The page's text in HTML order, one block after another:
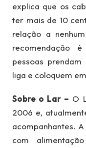
explica que os
ter mais de 10
relação a
recomendação
pessoas
liga e coloquem
Sobre o Lar – O
2006 e,
acompanhantes.
com